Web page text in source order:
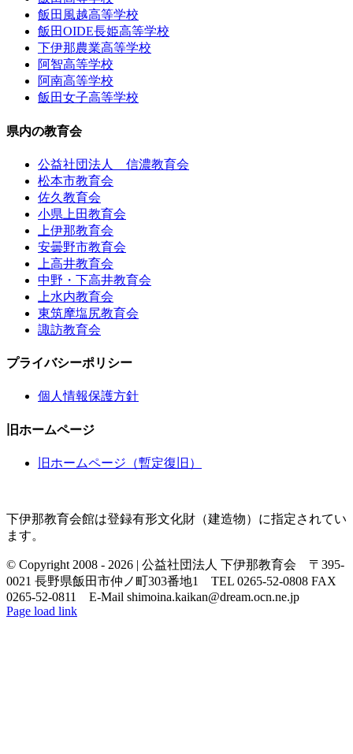
飯田風越高等学校
飯田OIDE長姫高等学校
下伊那農業高等学校
阿智高等学校
阿南高等学校
飯田女子高等学校
県内の教育会
公益社団法人 信濃教育会
松本市教育会
佐久教育会
小県上田教育会
上伊那教育会
安曇野市教育会
上高井教育会
中野・下高井教育会
上水内教育会
東筑摩塩尻教育会
諏訪教育会
プライバシーポリシー
個人情報保護方針
旧ホームページ
旧ホームページ（暫定復旧）
下伊那教育会館は登録有形文化財（建造物）に指定されてい
ます。
© Copyright 2008 - 2026 | 公益社団法人 下伊那教育会 〒395-
0021 長野県飯田市仲ノ町303番地1 TEL 0265-52-0808 FAX
0265-52-0811 E-Mail shimoina.kaikan@dream.ocn.ne.jp
Page load link